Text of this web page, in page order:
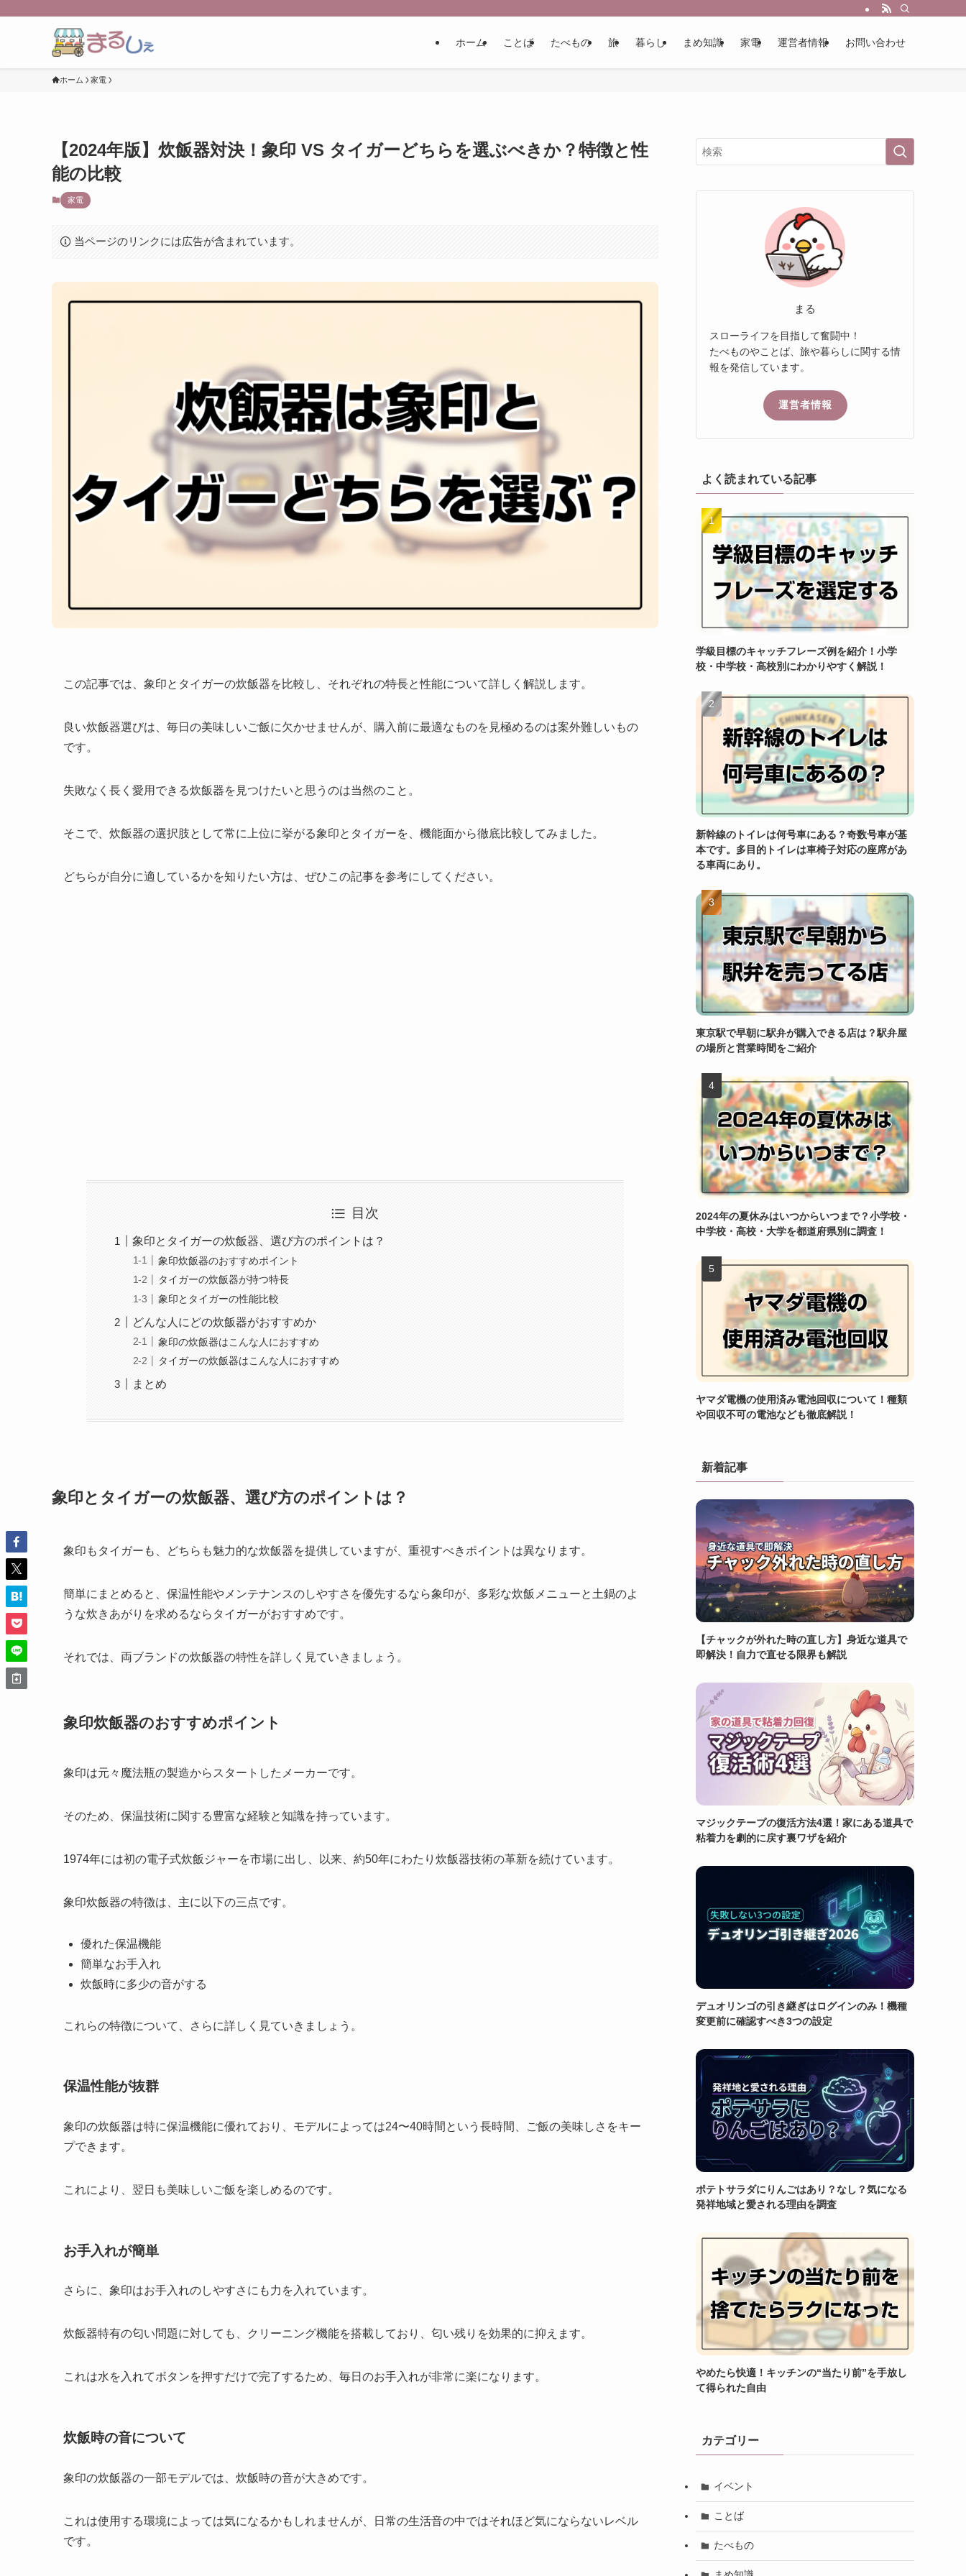
ホーム ことば たべもの 旅 暮らし まめ知識 家電 運営者情報 お問い合わせ
ホーム 家電
【2024年版】炊飯器対決！象印 VS タイガーどちらを選ぶべきか？特徴と性
能の比較
家電
当ページのリンクには広告が含まれています。
この記事では、象印とタイガーの炊飯器を比較し、それぞれの特長と性能について詳しく解説します。
良い炊飯器選びは、毎日の美味しいご飯に欠かせませんが、購入前に最適なものを見極めるのは案外難しいもの
です。
失敗なく長く愛用できる炊飯器を見つけたいと思うのは当然のこと。
そこで、炊飯器の選択肢として常に上位に挙がる象印とタイガーを、機能面から徹底比較してみました。
どちらが自分に適しているかを知りたい方は、ぜひこの記事を参考にしてください。
目次
象印とタイガーの炊飯器、選び方のポイントは？
象印炊飯器のおすすめポイント
タイガーの炊飯器が持つ特長
象印とタイガーの性能比較
どんな人にどの炊飯器がおすすめか
象印の炊飯器はこんな人におすすめ
タイガーの炊飯器はこんな人におすすめ
まとめ
象印とタイガーの炊飯器、選び方のポイントは？
象印もタイガーも、どちらも魅力的な炊飯器を提供していますが、重視すべきポイントは異なります。
簡単にまとめると、保温性能やメンテナンスのしやすさを優先するなら象印が、多彩な炊飯メニューと土鍋のよ
うな炊きあがりを求めるならタイガーがおすすめです。
それでは、両ブランドの炊飯器の特性を詳しく見ていきましょう。
象印炊飯器のおすすめポイント
象印は元々魔法瓶の製造からスタートしたメーカーです。
そのため、保温技術に関する豊富な経験と知識を持っています。
1974年には初の電子式炊飯ジャーを市場に出し、以来、約50年にわたり炊飯器技術の革新を続けています。
象印炊飯器の特徴は、主に以下の三点です。
優れた保温機能
簡単なお手入れ
炊飯時に多少の音がする
これらの特徴について、さらに詳しく見ていきましょう。
保温性能が抜群
象印の炊飯器は特に保温機能に優れており、モデルによっては24〜40時間という長時間、ご飯の美味しさをキー
プできます。
これにより、翌日も美味しいご飯を楽しめるのです。
お手入れが簡単
さらに、象印はお手入れのしやすさにも力を入れています。
炊飯器特有の匂い問題に対しても、クリーニング機能を搭載しており、匂い残りを効果的に抑えます。
これは水を入れてボタンを押すだけで完了するため、毎日のお手入れが非常に楽になります。
炊飯時の音について
象印の炊飯器の一部モデルでは、炊飯時の音が大きめです。
これは使用する環境によっては気になるかもしれませんが、日常の生活音の中ではそれほど気にならないレベル
です。
まる
スローライフを目指して奮闘中！
たべものやことば、旅や暮らしに関する情
報を発信しています。
運営者情報
よく読まれている記事
学級目標のキャッチフレーズ例を紹介！小学
校・中学校・高校別にわかりやすく解説！
新幹線のトイレは何号車にある？奇数号車が基
本です。多目的トイレは車椅子対応の座席があ
る車両にあり。
東京駅で早朝に駅弁が購入できる店は？駅弁屋
の場所と営業時間をご紹介
2024年の夏休みはいつからいつまで？小学校・
中学校・高校・大学を都道府県別に調査！
ヤマダ電機の使用済み電池回収について！種類
や回収不可の電池なども徹底解説！
新着記事
【チャックが外れた時の直し方】身近な道具で
即解決！自力で直せる限界も解説
マジックテープの復活方法4選！家にある道具で
粘着力を劇的に戻す裏ワザを紹介
デュオリンゴの引き継ぎはログインのみ！機種
変更前に確認すべき3つの設定
ポテトサラダにりんごはあり？なし？気になる
発祥地域と愛される理由を調査
やめたら快適！キッチンの“当たり前”を手放し
て得られた自由
カテゴリー
イベント
ことば
たべもの